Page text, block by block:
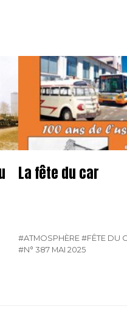
La fête du car
#ATMOSPHÈRE #FÊTE DU
#N° 387 MAI 2025